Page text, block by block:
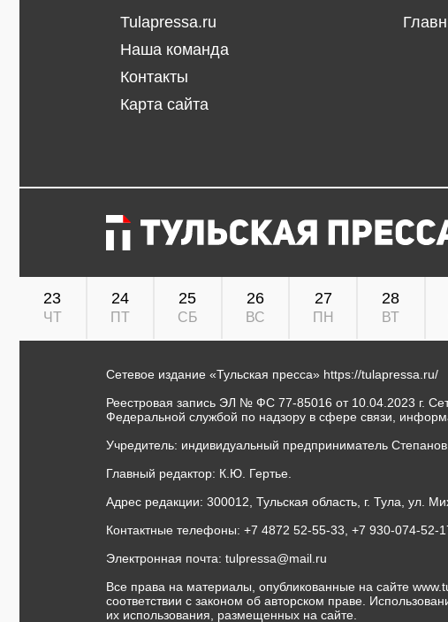
Tulapressa.ru
Наша команда
Контакты
Карта сайта
23
ЧТ
24
ПТ
25
СБ
26
ВС
27
ПН
28
ВТ
Сетевое издание «Тульская пресса» https://tulapressa.ru/
Реестровая запись ЭЛ № ФС 77-85016 от 10.04.2023 г.
Федеральной службой по надзору в сфере связи,
Учредитель: индивидуальный предприниматель
Главный редактор: К.Ю. Гертье.
Адрес редакции: 300012, Тульская область, г. Тула, ул.
Контактные телефоны: +7 4872 52-55-33, +7 930-074-52-
Электронная почта: tulpressa@mail.ru
Все права на материалы, опубликованные на сайте
соответствии с законом об авторском праве.
их использования, размещенных на сайте.